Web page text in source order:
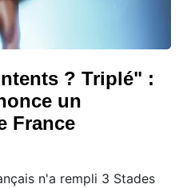
? Triplé" :
un
France
n'a rempli 3 Stades